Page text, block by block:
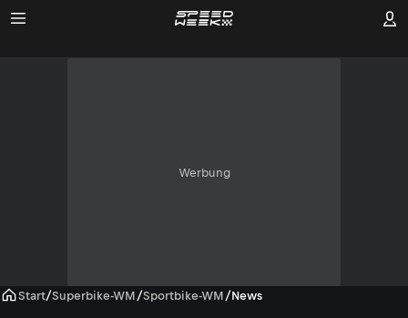
Werbung
Start/Superbike-WM /Sportbike-WM /News